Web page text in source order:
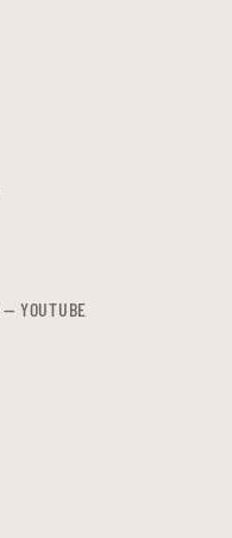
— YOUTUBE